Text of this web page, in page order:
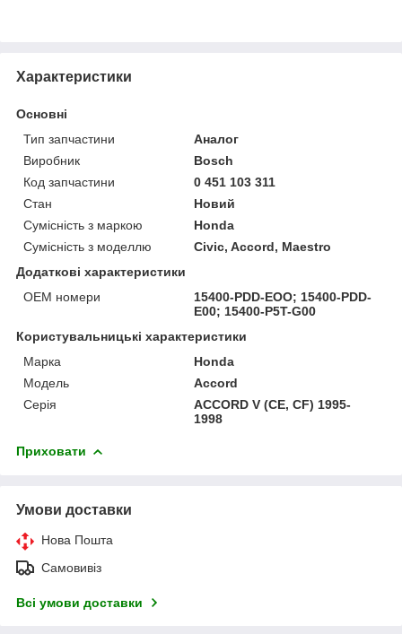
Характеристики
Основні
Тип запчастини
Аналог
Виробник
Bosch
Код запчастини
0 451 103 311
Стан
Новий
Сумісність з маркою
Honda
Сумісність з моделлю
Civic, Accord, Maestro
Додаткові характеристики
OEM номери
15400-PDD-EOO; 15400-PDD-
E00; 15400-P5T-G00
Користувальницькі характеристики
Марка
Honda
Модель
Accord
Серія
ACCORD V (CE, CF) 1995-
1998
Приховати
Умови доставки
Нова Пошта
Самовивіз
Всі умови доставки